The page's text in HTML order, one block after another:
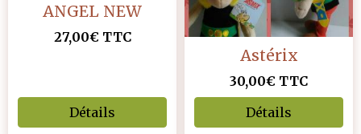
ANGEL NEW
27,00€ TTC
Détails
Astérix
30,00€ TTC
Détails